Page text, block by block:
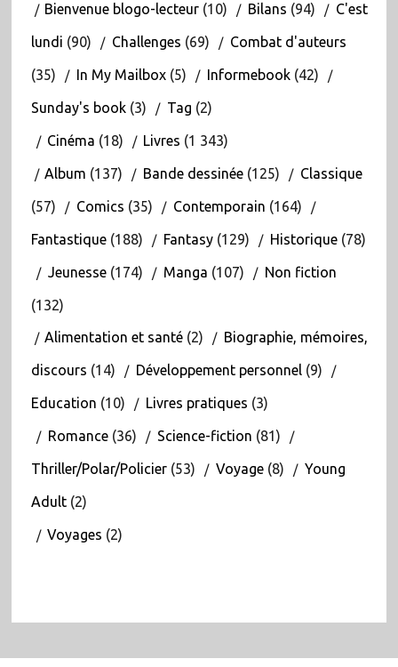
Bienvenue blogo-lecteur(10) Bilans (94) C'est
lundi (90) Challenges (69) Combat d'auteurs
(35) In My Mailbox(5) Informebook(42)
Sunday's book(3) Tag (2)
Cinéma (18) Livres (1 343)
Album (137) Bande dessinée(125) Classique
(57) Comics (35) Contemporain (164)
Fantastique(188) Fantasy(129) Historique(78)
Jeunesse(174) Manga (107) Non fiction
(132)
Alimentation et santé(2) Biographie, mémoires,
discours (14) Développement personnel(9)
Education (10) Livres pratiques (3)
Romance(36) Science-fiction (81)
Thriller/Polar/Policier(53) Voyage(8) Young
Adult(2)
Voyages (2)